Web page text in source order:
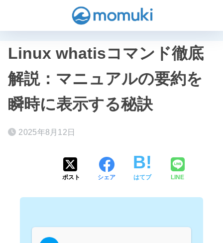
Linux whatisコマンド徹底
解説：マニュアルの要約を
瞬時に表示する秘訣
2025年8月12日
ポスト シェア はてブ LINE